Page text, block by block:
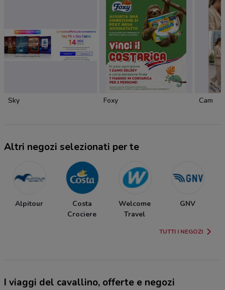
Sky Foxy Cam
Altri negozi selezionati per te
Alpitour
Costa
Crociere
Welcome
Travel
GNV
TUTTI I NEGOZI
I viaggi del cavallino, offerte e negozi